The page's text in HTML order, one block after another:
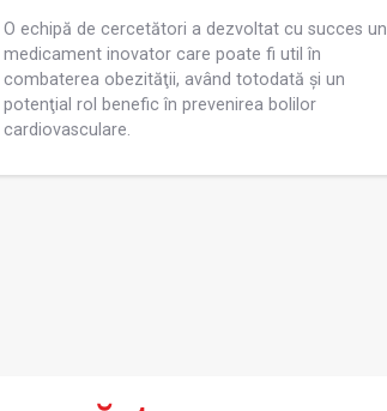
O echipă de cercetători a dezvoltat cu succes un
medicament inovator care poate fi util în
combaterea obezităţii, având totodată și un
potenţial rol benefic în prevenirea bolilor
cardiovasculare.